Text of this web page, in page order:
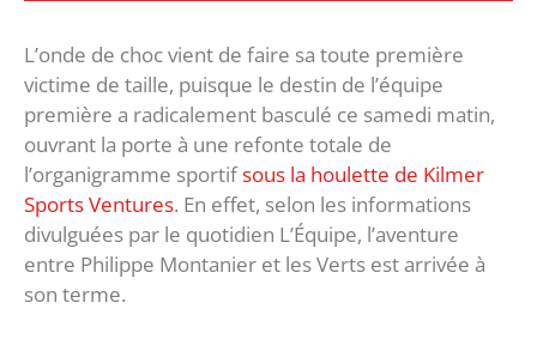
L’onde de choc vient de faire sa toute première
victime de taille, puisque le destin de l’équipe
première a radicalement basculé ce samedi matin,
ouvrant la porte à une refonte totale de
l’organigramme sportifsous la houlette de Kilmer
Sports Ventures. En effet, selon les informations
divulguées par le quotidien L’Équipe, l’aventure
entre Philippe Montanier et les Verts est arrivée à
son terme.